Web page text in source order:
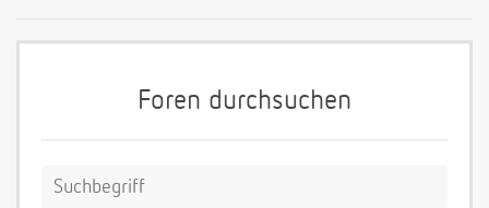
Foren durchsuchen